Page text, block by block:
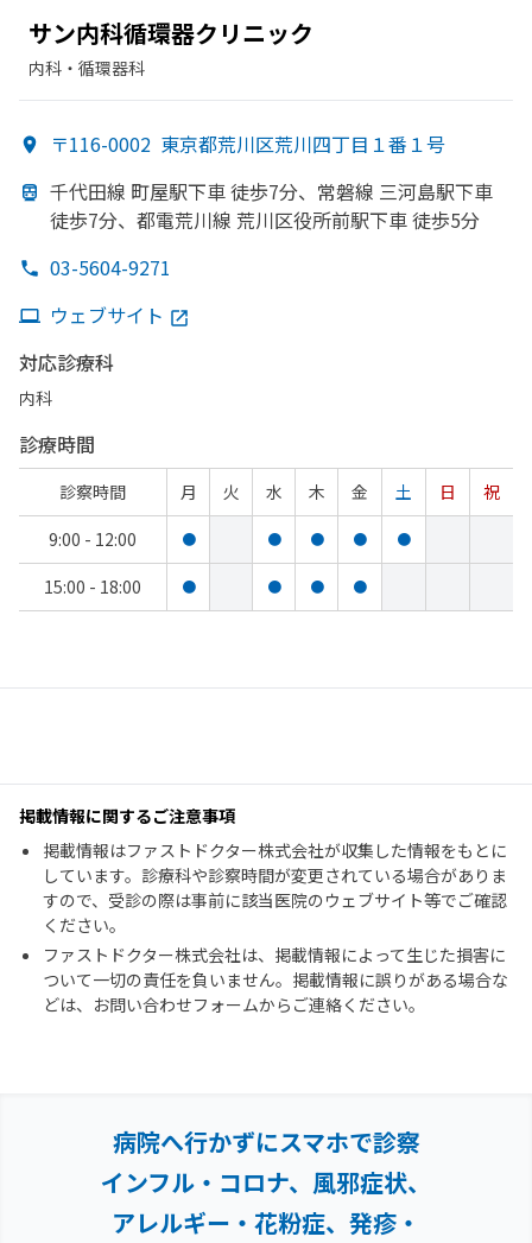
サン内科循環器クリニック
内科・​循環器科
〒116-0002 東京都荒川区荒川四丁目１番１号
千代田線 町屋駅下車 徒歩7分、 常磐線 三河島駅下車
徒歩7分、 都電荒川線 荒川区役所前駅下車 徒歩5分
03-5604-9271
ウェブサイト
対応診療科
内科
診療時間
診察時間 月 火 水 木 金 土 日
祝
9:00 - 12:00
● ● ● ● ●
15:00 - 18:00 ● ● ● ●
掲載情報に関するご注意事項
掲載情報はファストドクター株式会社が収集した情報をもとに
しています。診療科や診察時間が変更されている場合がありま
すので、受診の際は事前に該当医院のウェブサイト等でご確認
ください。
ファストドクター株式会社は、掲載情報によって生じた損害に
ついて一切の責任を負いません。掲載情報に誤りがある場合な
どは、お問い合わせフォームからご連絡ください。
病院へ行かずにスマホで診察
インフル・コロナ、風邪症状、
アレルギー・花粉症、 発疹・